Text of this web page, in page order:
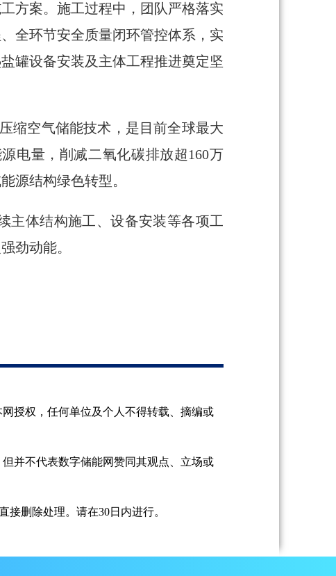
方案。施工过程中，团队严格落实
全环节安全质量闭环管控体系，实
罐设备安装及主体工程推进奠定坚
缩空气储能技术，是目前全球最大
电量，削减二氧化碳排放超160万
源结构绿色转型。
主体结构施工、设备安装等各项工
劲动能。
授权，任何单位及个人不得转载、摘编或
并不代表数字储能网赞同其观点、立场或
删除处理。请在30日内进行。